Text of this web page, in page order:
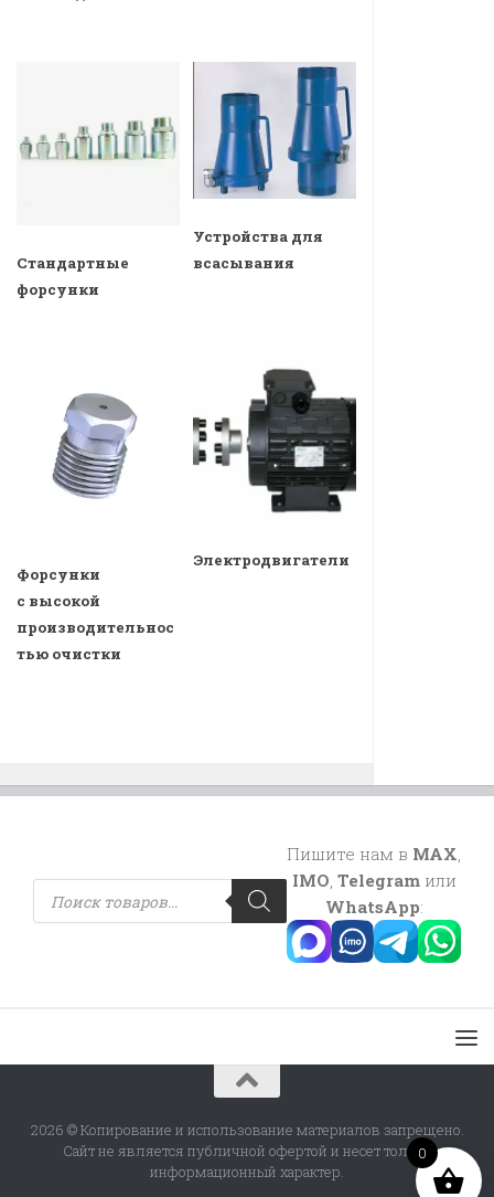
Стандартные
форсунки
Устройства для
всасывания
Форсунки
с высокой
производительнос
тью очистки
Электродвигатели
Поиск
товаров
Пишите нам в MAX
IMO Telegramили
WhatsApp:
2026 © Копирование и использование материалов запрещено.
Сайт не является публичной офертой и несет только
информационный характер.
0